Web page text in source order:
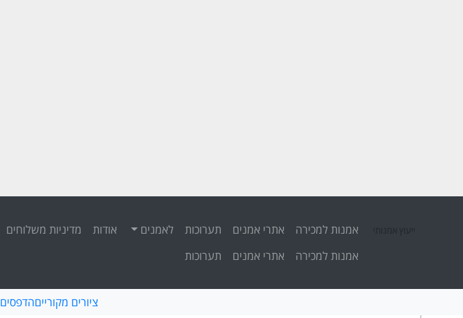
ייעוץ אמנותי
אמנות למכירה
אמנות למכירה
אתרי אמנים
אתרי אמנים
תערוכות
תערוכות
לאמנים אודות מדיניות משלוחים
ציורים מקורייםהדפסים